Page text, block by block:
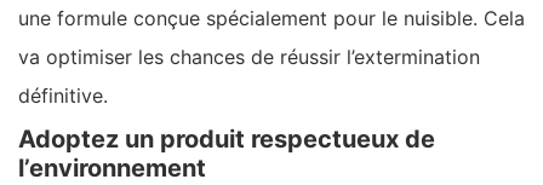
une formule conçue spécialement pour le nuisible. Cela
va optimiser les chances de réussir l’extermination
définitive.
Adoptez un produit respectueux de
l’environnement